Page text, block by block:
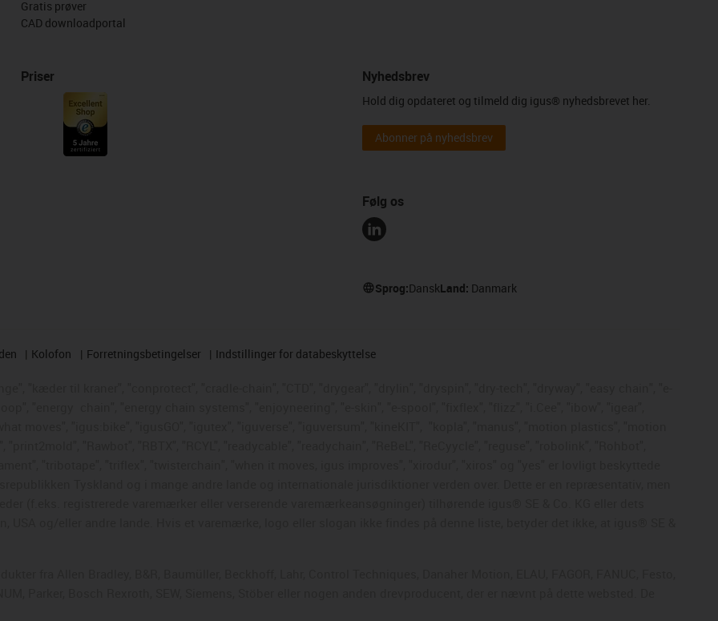
Gratis prøver
CAD downloadportal
Priser Nyhedsbrev
Hold dig opdateret og tilmeld dig igus® nyhedsbrevet her.
Abonner på nyhedsbrev
Følg os
Sprog:DanskLand: Danmark
Kolofon Forretningsbetingelser Indstillinger for databeskyttelse